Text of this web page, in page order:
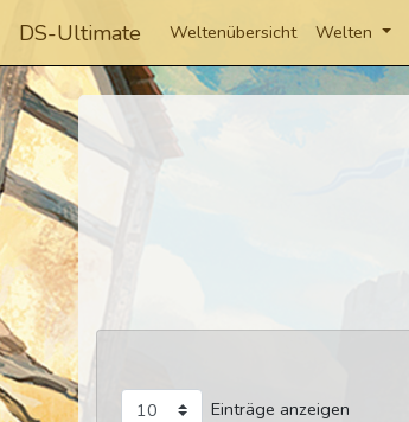
DS-Ultimate Weltenübersicht Welten
Einträge anzeigen